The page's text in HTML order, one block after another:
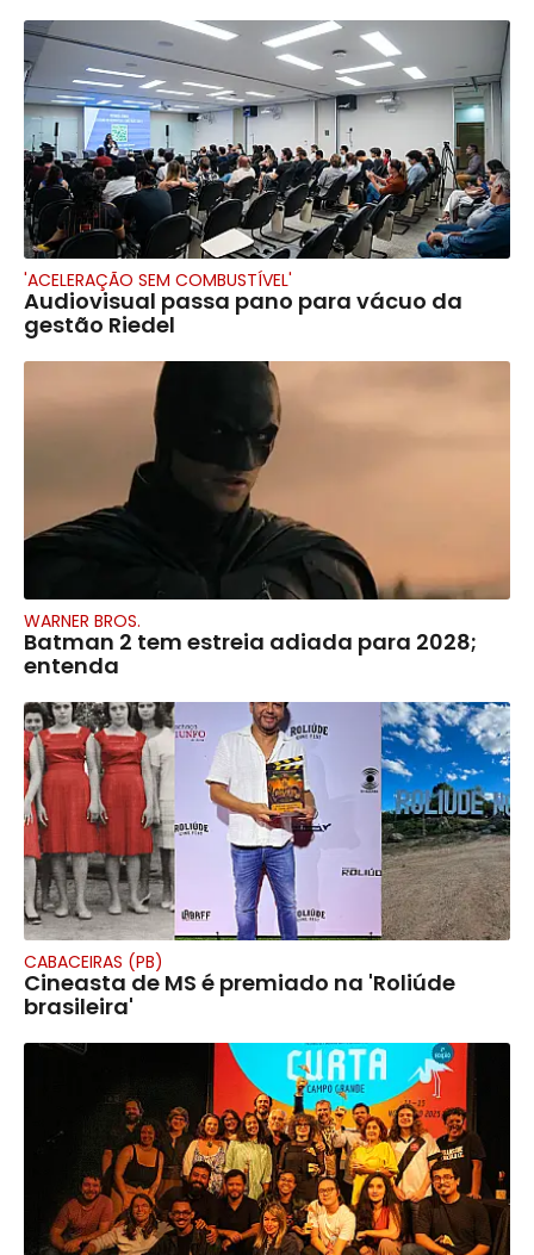
'ACELERAÇÃO SEM COMBUSTÍVEL'
Audiovisual passa pano para vácuo da
gestão Riedel
WARNER BROS.
Batman 2 tem estreia adiada para 2028;
entenda
CABACEIRAS (PB)
Cineasta de MS é premiado na 'Roliúde
brasileira'